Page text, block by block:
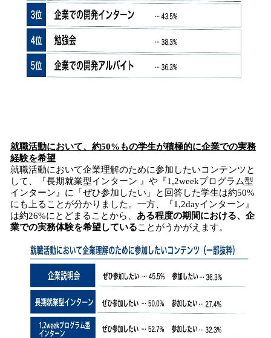
就職活動において、約50%もの学生が積極的に企業での実務
経験を希望
就職活動において企業理解のために参加したいコンテンツと
して、『長期就業型インターン 』や『1,2weekプログラム型
インターン』に「ぜひ参加したい」と回答した学生は約50%
にも上ることが分かりました。一方、『1,2dayインターン』
は約26%にとどまることから、 ある程度の期間における、企
業での実務体験を希望していることがうかがえます。